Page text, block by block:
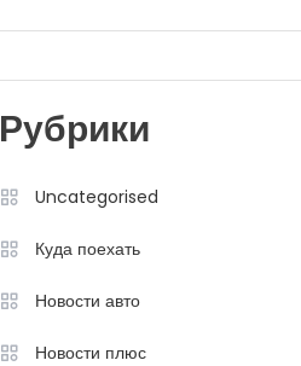
Рубрики
Uncategorised
Куда поехать
Новости авто
Новости плюс